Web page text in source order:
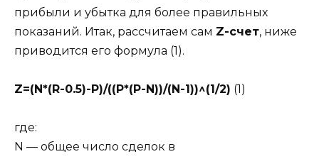
прибыли и убытка для более правильных
показаний. Итак, рассчитаем сам Z-счет, ниже
приводится его формула (1).
Z=(N*(R-0.5)-P)/((P*(P-N))/(N-1))^(1/2) (1)
где:
N — общее число сделок в